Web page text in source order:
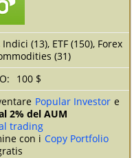
(13), ETF (150), Forex
(31)
100 $
Popular Investor e
2% del AUM
trading
con i Copy Portfolio